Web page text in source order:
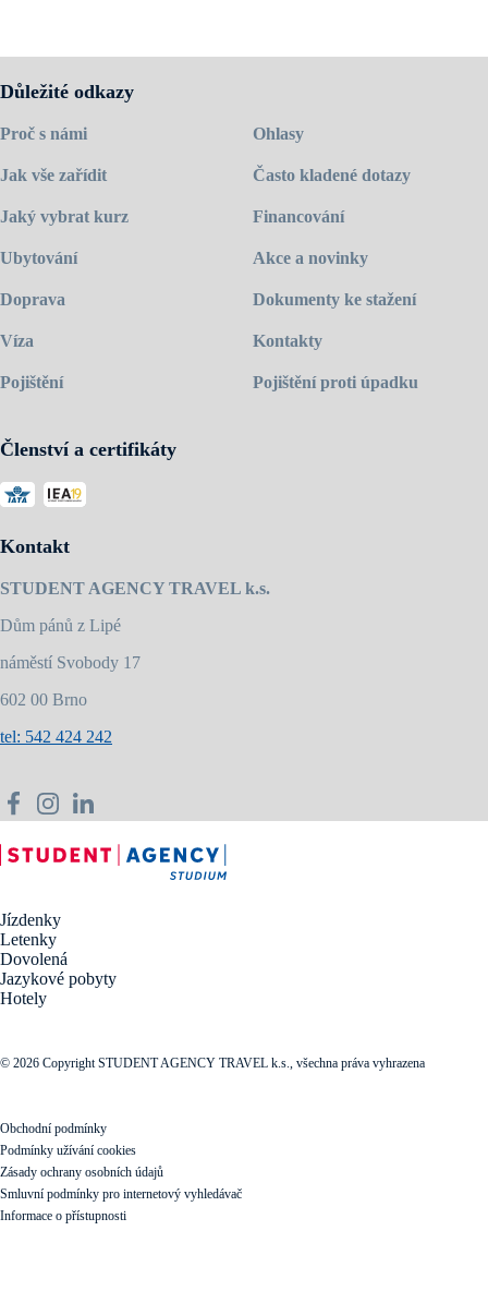
Důležité odkazy
Proč s námi
Jak vše zařídit
Jaký vybrat kurz
Ubytování
Doprava
Víza
Pojištění
Ohlasy
Často kladené dotazy
Financování
Akce a novinky
Dokumenty ke stažení
Kontakty
Pojištění proti úpadku
Členství a certifikáty
Kontakt
STUDENT AGENCY TRAVEL k.s.
Dům pánů z Lipé
náměstí Svobody 17
602 00 Brno
tel: 542 424 242
Jízdenky
Letenky
Dovolená
Jazykové pobyty
Hotely
© 2026 Copyright STUDENT AGENCY TRAVEL k.s., všechna práva vyhrazena
Obchodní podmínky
Podmínky užívání cookies
Zásady ochrany osobních údajů
Smluvní podmínky pro internetový vyhledávač
Informace o přístupnosti